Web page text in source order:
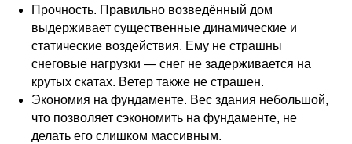
Прочность. Правильно возведённый дом
выдерживает существенные динамические и
статические воздействия. Ему не страшны
снеговые нагрузки ― снег не задерживается на
крутых скатах. Ветер также не страшен.
Экономия на фундаменте. Вес здания небольшой,
что позволяет сэкономить на фундаменте, не
делать его слишком массивным.